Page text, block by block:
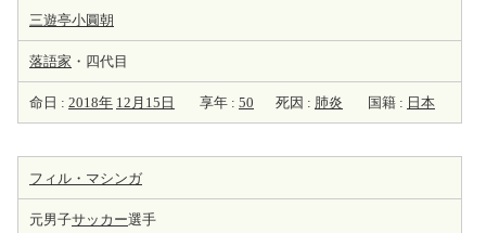
三遊亭小圓朝
落語家 ・四代目
命日 : 2018年 12月15日 享年 : 50 死因 : 肺炎 国籍 : 日本
フィル・マシンガ
元男子サッカー選手